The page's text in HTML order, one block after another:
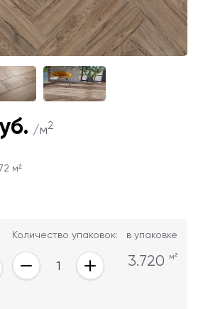
лицам
будут переданы третьим
лицам
будут переданы третьим
лицам
/м2
м²
Количество упаковок: в упаковке
3.720 м²